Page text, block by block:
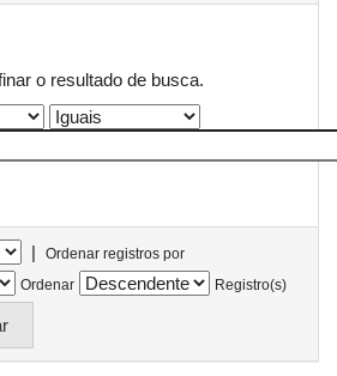
o resultado de busca.
|
Ordenar registros por
Ordenar
Registro(s)